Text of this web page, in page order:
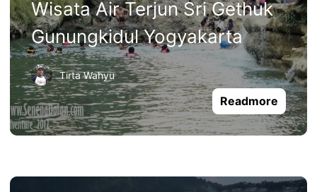
Wisata Air Terjun Sri Gethuk
Gunungkidul Yogyakarta
Tirta Wahyu
Readmore